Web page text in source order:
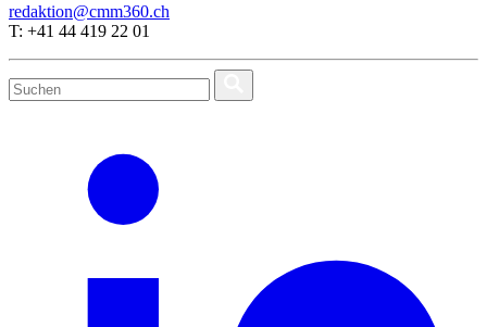
redaktion@cmm360.ch
T: +41 44 419 22 01